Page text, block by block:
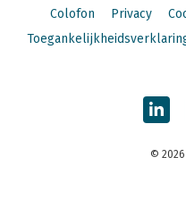
Colofon
Privacy
© 2026